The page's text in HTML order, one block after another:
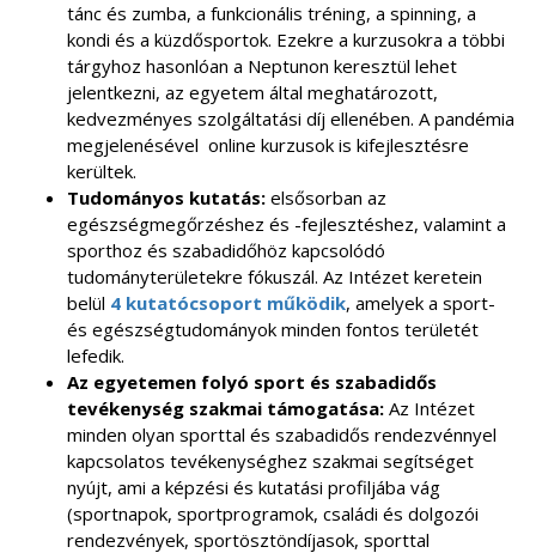
tánc és zumba, a funkcionális tréning, a spinning, a
kondi és a küzdősportok. Ezekre a kurzusokra a többi
tárgyhoz hasonlóan a Neptunon keresztül lehet
jelentkezni, az egyetem által meghatározott,
kedvezményes szolgáltatási díj ellenében. A pandémia
megjelenésével online kurzusok is kifejlesztésre
kerültek.
Tudományos kutatás: elsősorban az
egészségmegőrzéshez és -fejlesztéshez, valamint a
sporthoz és szabadidőhöz kapcsolódó
tudományterületekre fókuszál. Az Intézet keretein
belül 4 kutatócsoport működik, amelyek a sport-
és egészségtudományok minden fontos területét
lefedik.
Az egyetemen folyó sport és szabadidős
tevékenység szakmai támogatása: Az Intézet
minden olyan sporttal és szabadidős rendezvénnyel
kapcsolatos tevékenységhez szakmai segítséget
nyújt, ami a képzési és kutatási profiljába vág
(sportnapok, sportprogramok, családi és dolgozói
rendezvények, sportösztöndíjasok, sporttal